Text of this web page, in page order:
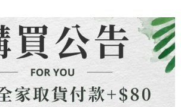
大股份有限公司」（以下簡稱本公司）所提供，讓
服務購買商品或服務，並由商店將買賣／分期付款
後，依約使用本公司帳單繳交帳款。
哥付你分期」之契約關係目的，商店將以您的個人
地址）提供予台灣大哥大進項蒐集、處理及利用，
期帳單所需資料之確認、核對及更正。
詳閱以下連結：https://oppay.tw/userRule
方式進行付款，方視為交易完成。
當下不需立刻繳費，但若您需要取消訂單，請聯絡
家同意取消之訂單仍視為有效，需透過AFTEE先享
先享後付 」之結帳頁面顯示為準，若有關於
取消欲退款等相關疑問，請聯繫「AFTEE先享後付
support/home
含以上)免運費
含以上)免運費
含以上)免運費